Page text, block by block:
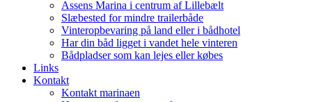
Assens Marina i centrum af Lillebælt
Slæbested for mindre trailerbåde
Vinteropbevaring på land eller i bådhotel
Har din båd ligget i vandet hele vinteren
Bådpladser som kan lejes eller købes
Links
Kontakt
Kontakt marinaen